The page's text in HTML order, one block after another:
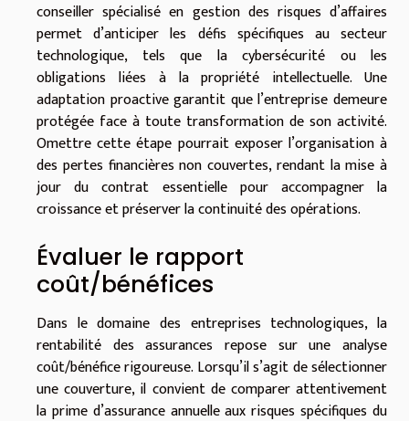
conseiller spécialisé en gestion des risques d’affaires
permet d’anticiper les défis spécifiques au secteur
technologique, tels que la cybersécurité ou les
obligations liées à la propriété intellectuelle. Une
adaptation proactive garantit que l’entreprise demeure
protégée face à toute transformation de son activité.
Omettre cette étape pourrait exposer l’organisation à
des pertes financières non couvertes, rendant la mise à
jour du contrat essentielle pour accompagner la
croissance et préserver la continuité des opérations.
Évaluer le rapport
coût/bénéfices
Dans le domaine des entreprises technologiques, la
rentabilité des assurances repose sur une analyse
coût/bénéfice rigoureuse. Lorsqu’il s’agit de sélectionner
une couverture, il convient de comparer attentivement
la prime d’assurance annuelle aux risques spécifiques du